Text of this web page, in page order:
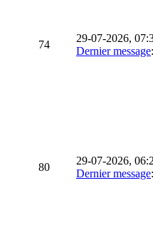
74
29-07-2026,
Dernier message
80
29-07-2026,
Dernier message